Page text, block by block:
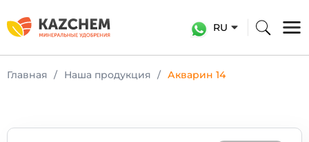
RU
Главная Наша продукция Акварин 14